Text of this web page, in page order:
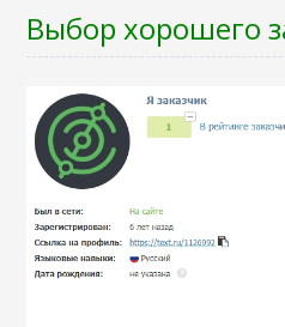
Выбор хорошего